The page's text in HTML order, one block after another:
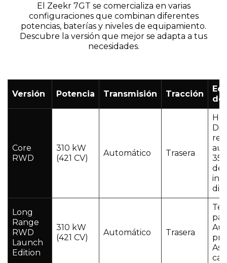
El Zeekr 7GT se comercializa en varias
configuraciones que combinan diferentes
potencias, baterías y niveles de equipamiento.
Descubre la versión que mejor se adapta a tus
necesidades.
Versión Potencia Transmisión Tracción
Core
RWD
310 kW
(421 CV)
Automático Trasera
de
Long
Range
RWD
Launch
Edition
310 kW
(421 CV)
Automático Trasera